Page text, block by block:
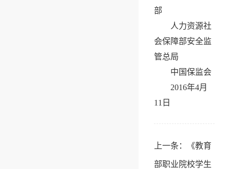
部
人力资源社
会保障部安全监
管总局
中国保监会
2016年4月
11日
上一条： 《教育
部职业院校学生